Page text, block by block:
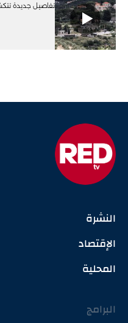
تفاصيل جديدة
النشرة
الإقتصاد
المحلية
البرامج